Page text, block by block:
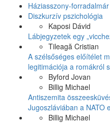
Háziasszony-forradalmár
Diszkurzív pszichológia
Kaposi Dávid
Lábjegyzetek egy
Tileagă Cristian
A szélsőséges előítélet
legitimációja a romákról
Byford Jovan
Billig Michael
Antiszemita
Jugoszláviában a NATO
Billig Michael